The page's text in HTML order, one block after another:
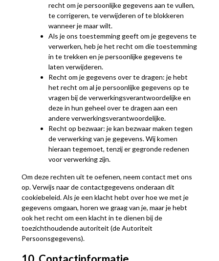
recht om je persoonlijke gegevens aan te vullen,
te corrigeren, te verwijderen of te blokkeren
wanneer je maar wilt.
Als je ons toestemming geeft om je gegevens te
verwerken, heb je het recht om die toestemming
in te trekken en je persoonlijke gegevens te
laten verwijderen.
Recht om je gegevens over te dragen: je hebt
het recht om al je persoonlijke gegevens op te
vragen bij de verwerkingsverantwoordelijke en
deze in hun geheel over te dragen aan een
andere verwerkingsverantwoordelijke.
Recht op bezwaar: je kan bezwaar maken tegen
de verwerking van je gegevens. Wij komen
hieraan tegemoet, tenzij er gegronde redenen
voor verwerking zijn.
Om deze rechten uit te oefenen, neem contact met ons
op. Verwijs naar de contactgegevens onderaan dit
cookiebeleid. Als je een klacht hebt over hoe we met je
gegevens omgaan, horen we graag van je, maar je hebt
ook het recht om een klacht in te dienen bij de
toezichthoudende autoriteit (de Autoriteit
Persoonsgegevens).